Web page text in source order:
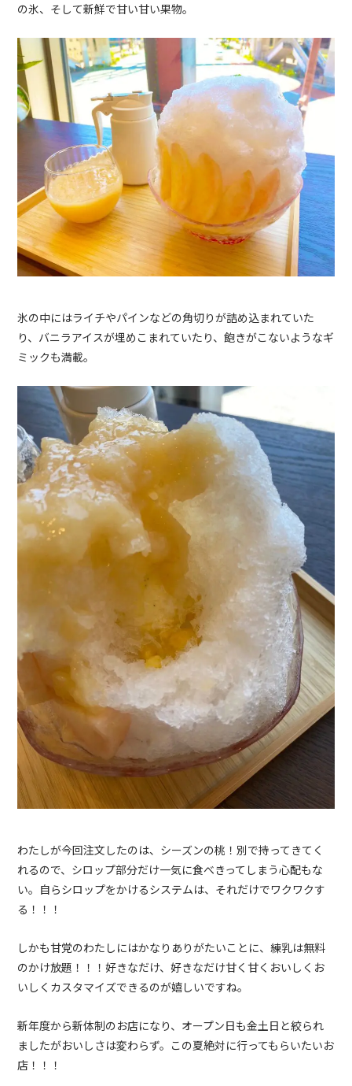
の氷、そして新鮮で甘い甘い果物。
氷の中にはライチやパインなどの角切りが詰め込まれていた
り、バニラアイスが埋めこまれていたり、飽きがこないようなギ
ミックも満載。
わたしが今回注文したのは、シーズンの桃！別で持ってきてく
れるので、シロップ部分だけ一気に食べきってしまう心配もな
い。自らシロップをかけるシステムは、それだけでワクワクす
る！！！
しかも甘党のわたしにはかなりありがたいことに、練乳は無料
のかけ放題！！！好きなだけ、好きなだけ甘く甘くおいしくお
いしくカスタマイズできるのが嬉しいですね。
新年度から新体制のお店になり、オープン日も金土日と絞られ
ましたがおいしさは変わらず。この夏絶対に行ってもらいたいお
店！！！